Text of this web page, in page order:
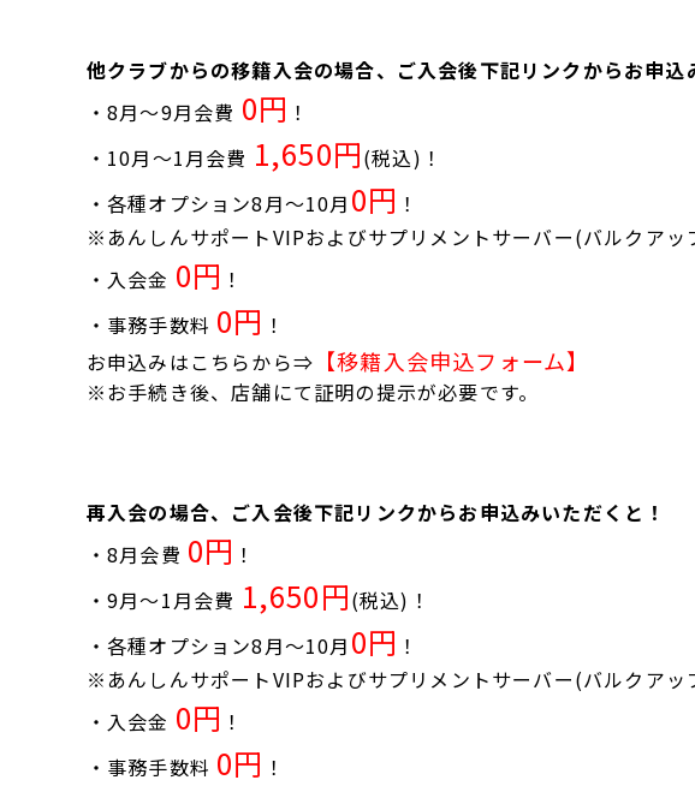
他クラブからの移籍入会の場合、ご入会後下記リンクからお申込
・8月～9月会費 0円 ！
・10月～1月会費 1,650円(税込)！
・各種オプション8月～10月 0円 ！
※あんしんサポートVIPおよびサプリメントサーバー(バルクアッ
・入会金 0円 ！
・事務手数料 0円 ！
お申込みはこちらから⇒ 【移籍入会申込フォーム】
※お手続き後、店舗にて証明の提示が必要です。
再入会の場合、ご入会後下記リンクからお申込みいただくと！
・8月会費 0円 ！
・9月～1月会費 1,650円(税込)！
・各種オプション8月～10月 0円 ！
※あんしんサポートVIPおよびサプリメントサーバー(バルクアッ
・入会金 0円 ！
・事務手数料 0円 ！